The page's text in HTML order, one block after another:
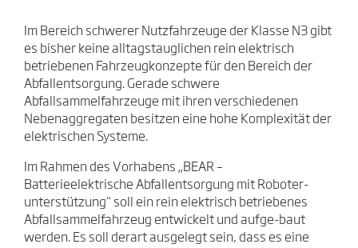
Im Bereich schwerer Nutzfahrzeuge der Klasse N3 gibt
es bisher keine alltagstauglichen rein elektrisch
betriebenen Fahrzeugkonzepte für den Bereich der
Abfallentsorgung. Gerade schwere
Abfallsammelfahrzeuge mit ihren verschiedenen
Nebenaggregaten besitzen eine hohe Komplexität der
elektrischen Systeme.
Im Rahmen des Vorhabens „BEAR –
Batterieelektrische Abfallentsorgung mit Roboter-
unterstützung“ soll ein rein elektrisch betriebenes
Abfallsammelfahrzeug entwickelt und aufge-baut
werden. Es soll derart ausgelegt sein, dass es eine